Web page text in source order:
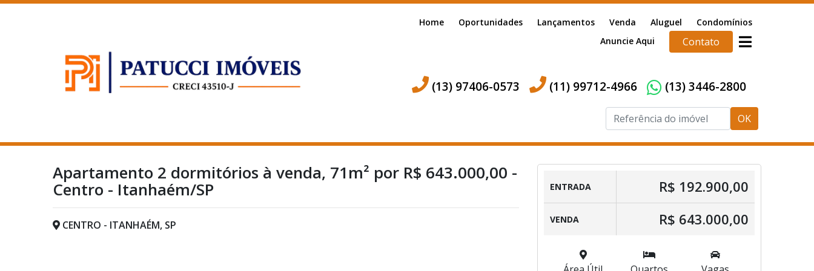
Home Oportunidades Lançamentos Venda Aluguel
Condomínios
Anuncie Aqui
Contato
(13) 97406-0573 (11) 99712-4966 (13) 3446-2800
OK
Apartamento 2 dormitórios à venda, 71m² por R$ 643.000,00 -
Centro - Itanhaém/SP
CENTRO - ITANHAÉM, SP
ENTRADA R$ 192.900,00
VENDA R$ 643.000,00